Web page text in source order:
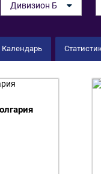
Дивизион Б
Календарь